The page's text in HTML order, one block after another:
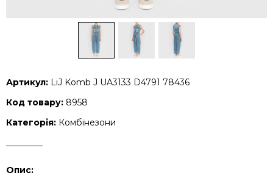
Артикул: LiJ Komb J UA3133 D4791 78436
Код товару: 8958
Категорія: Комбінезони
Опис: